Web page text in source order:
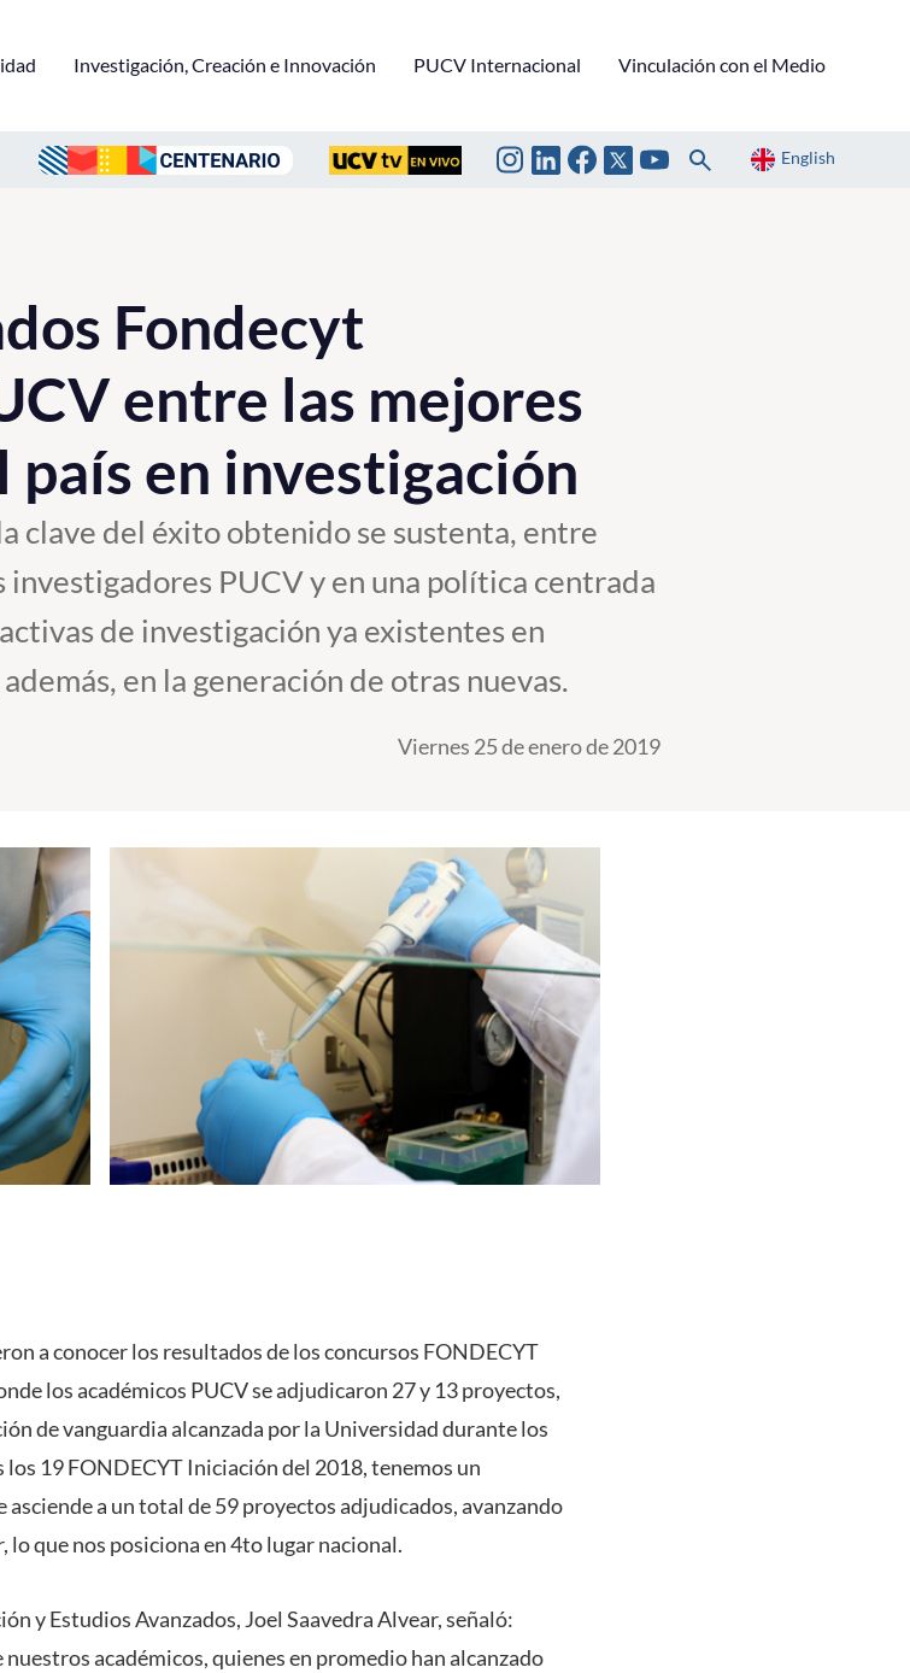
Investigación, Creación e Innovación PUCV Internacional Vinculación con el Medio
English
Fondecyt
entre las mejores
en investigación
clave del éxito obtenido se sustenta, entre
PUCV y en una política centrada
de investigación ya existentes en
en la generación de otras nuevas.
Viernes 25 de enero de 2019
a conocer los resultados de los concursos FONDECYT
los académicos PUCV se adjudicaron 27 y 13 proyectos,
de vanguardia alcanzada por la Universidad durante los
los 19 FONDECYT Iniciación del 2018, tenemos un
a un total de 59 proyectos adjudicados, avanzando
que nos posiciona en 4to lugar nacional.
y Estudios Avanzados, Joel Saavedra Alvear, señaló:
académicos, quienes en promedio han alcanzado